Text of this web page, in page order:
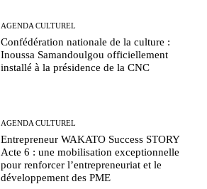
AGENDA CULTUREL
Confédération nationale de la culture :
Inoussa Samandoulgou officiellement
installé à la présidence de la CNC
AGENDA CULTUREL
Entrepreneur WAKATO Success STORY
Acte 6 : une mobilisation exceptionnelle
pour renforcer l’entrepreneuriat et le
développement des PME